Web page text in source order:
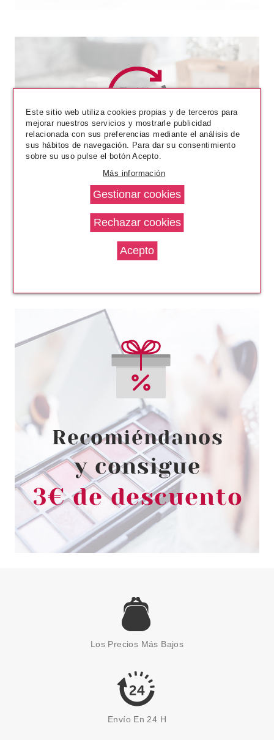
CLARINS
CLARINS LIP PERFECTOR
GLOW BALSAMO LABIAL 23
Pvr 25.50€
-28%
desde
18.30€
CLARINS
CLARINS DESMAQUILLANTE
SUAVE OJOS 125 ML
Pvr 23.95€
-17%
desde
19.90€
CLARINS
CLARINS SKIN ILLUSION
TINTED TRATAMIENTO
ILUMINADOR ANTIEDAD SPF25
27.60€
Los Precios Más Bajos
Envío En 24 H
Este sitio web utiliza cookies propias y de terceros para
mejorar nuestros servicios y mostrarle publicidad
relacionada con sus preferencias mediante el análisis de
sus hábitos de navegación. Para dar su consentimiento
sobre su uso pulse el botón Acepto.
Más información